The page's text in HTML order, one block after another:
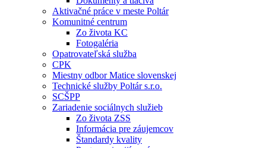
Aktivačné práce v meste Poltár
Komunitné centrum
Zo života KC
Fotogaléria
Opatrovateľská služba
CPK
Miestny odbor Matice slovenskej
Technické služby Poltár s.r.o.
SCŠPP
Zariadenie sociálnych služieb
Zo života ZSS
Informácia pre záujemcov
Štandardy kvality